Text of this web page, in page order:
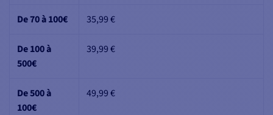
De 70 à 100€ 35,99 €
De 100 à
500€
39,99 €
De 500 à
100€
49,99 €